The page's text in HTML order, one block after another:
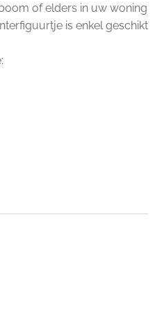
of elders in uw woning
is enkel geschikt